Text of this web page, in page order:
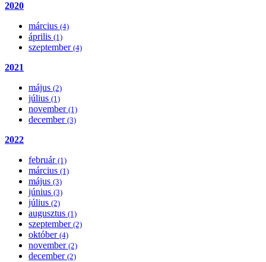
2020
március (4)
április (1)
szeptember (4)
2021
május (2)
július (1)
november (1)
december (3)
2022
február (1)
március (1)
május (3)
június (3)
július (2)
augusztus (1)
szeptember (2)
október (4)
november (2)
december (2)